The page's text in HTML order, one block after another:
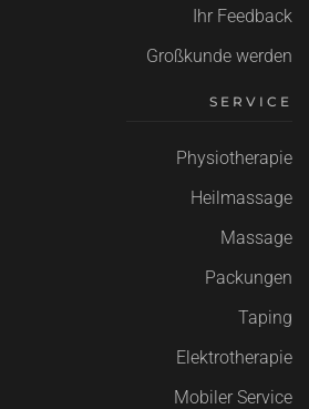
Ihr Feedback
Großkunde werden
SERVICE
Physiotherapie
Heilmassage
Massage
Packungen
Taping
Elektrotherapie
Mobiler Service